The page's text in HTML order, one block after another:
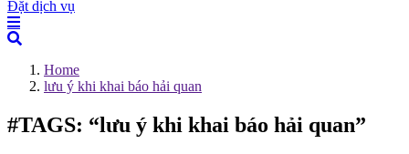
Đặt dịch vụ
Home
lưu ý khi khai báo hải quan
#TAGS: “lưu ý khi khai báo hải quan”